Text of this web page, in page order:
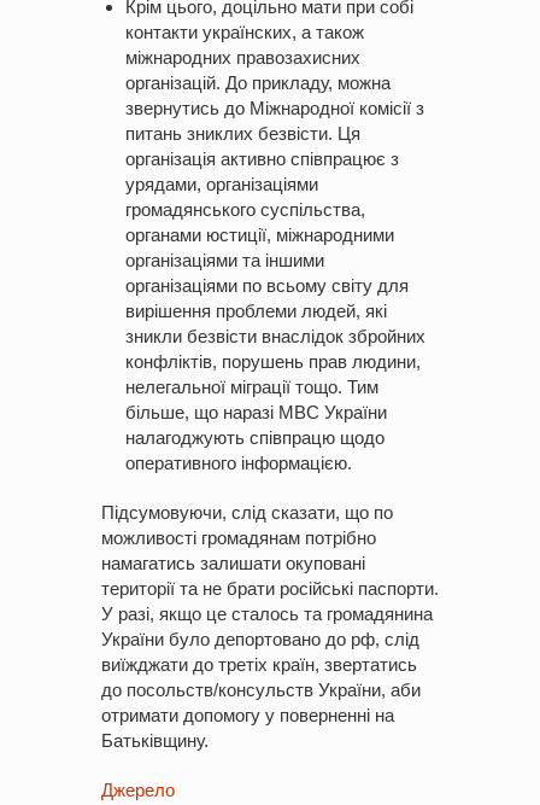
Крім цього, доцільно мати при собі
контакти українских, а також
міжнародних правозахисних
організацій. До прикладу, можна
звернутись до Міжнародної комісії з
питань зниклих безвісти. Ця
організація активно співпрацює з
урядами, організаціями
громадянського суспільства,
органами юстиції, міжнародними
організаціями та іншими
організаціями по всьому світу для
вирішення проблеми людей, які
зникли безвісти внаслідок збройних
конфліктів, порушень прав людини,
нелегальної міграції тощо. Тим
більше, що наразі МВС України
налагоджують співпрацю щодо
оперативного інформацією.
Підсумовуючи, слід сказати, що по
можливості громадянам потрібно
намагатись залишати окуповані
території та не брати російські паспорти.
У разі, якщо це сталось та громадянина
України було депортовано до рф, слід
виїжджати до третіх країн, звертатись
до посольств/консульств України, аби
отримати допомогу у поверненні на
Батьківщину.
Джерело